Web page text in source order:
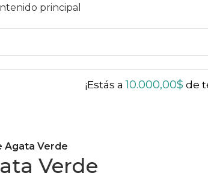
principal
¡Estás a10.000,00$ de
Agata Verde
Verde